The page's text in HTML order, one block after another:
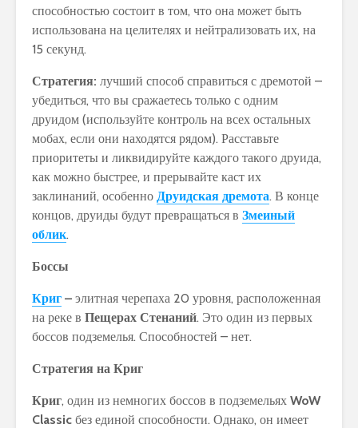
способностью состоит в том, что она может быть
использована на целителях и нейтрализовать их, на
15 секунд.
Стратегия: лучший способ справиться с дремотой –
убедиться, что вы сражаетесь только с одним
друидом (используйте контроль на всех остальных
мобах, если они находятся рядом). Расставьте
приоритеты и ликвидируйте каждого такого друида,
как можно быстрее, и прерывайте каст их
заклинаний, особенно Друидская дремота. В конце
концов, друиды будут превращаться в Змеиный
облик.
Боссы
Криг – элитная черепаха 20 уровня, расположенная
на реке в Пещерах Стенаний. Это один из первых
боссов подземелья. Способностей – нет.
Стратегия на Криг
Криг, один из немногих боссов в подземельях WoW
Classic без единой способности. Однако, он имеет